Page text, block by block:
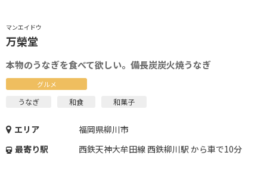
マンエイドウ
万榮堂
本物のうなぎを食べて欲しい。備長炭炭火焼うなぎ
グルメ
うなぎ 和食 和菓子
エリア
福岡県柳川市
最寄り駅
西鉄天神大牟田線 西鉄柳川駅 から車で10分